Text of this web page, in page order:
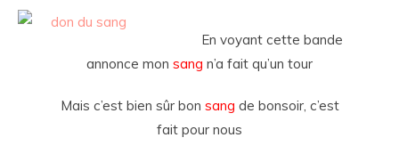
En voyant cette bande
annonce mon sang n’a fait qu’un tour
Mais c’est bien sûr bon sang de bonsoir, c’est
fait pour nous